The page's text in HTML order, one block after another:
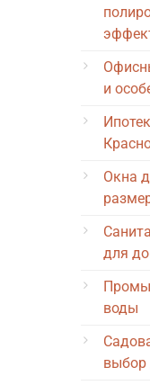
и
Окна
для
воды
выбор